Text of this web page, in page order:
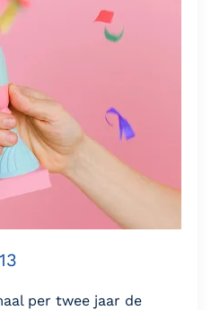
per twee jaar de